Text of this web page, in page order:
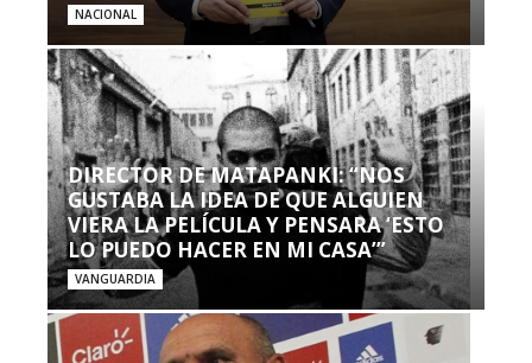
NACIONAL
DIRECTOR DE MATAPANKI: “NOS
GUSTABA LA IDEA DE QUE ALGUIEN
VIERA LA PELÍCULA Y PENSARA ‘ESTO
LO PUEDO HACER EN MI CASA’”
VANGUARDIA